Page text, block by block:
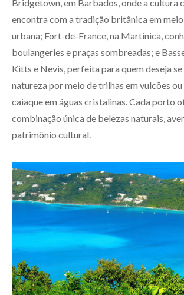
Bridgetown, em Barbados, onde a cultura
encontra com a tradição britânica em
urbana; Fort-de-France, na Martinica,
boulangeries e praças sombreadas; e
Kitts e Nevis, perfeita para quem deseja
natureza por meio de trilhas em vulcões ou
caiaque em águas cristalinas. Cada porto
combinação única de belezas naturais,
patrimônio cultural.